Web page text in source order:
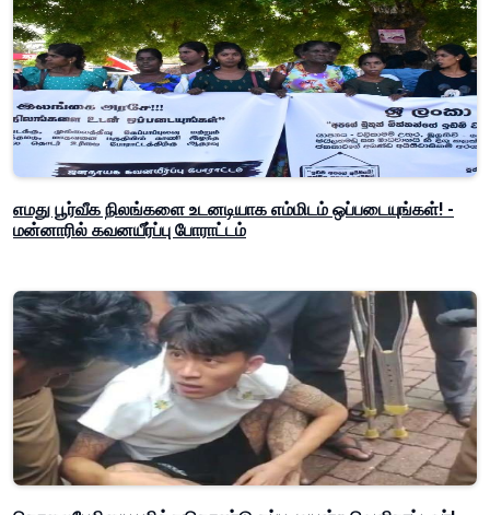
எமது பூர்வீக நிலங்களை உடனடியாக எம்மிடம் ஒப்படையுங்கள்! -
மன்னாரில் கவனயீர்ப்பு போராட்டம்